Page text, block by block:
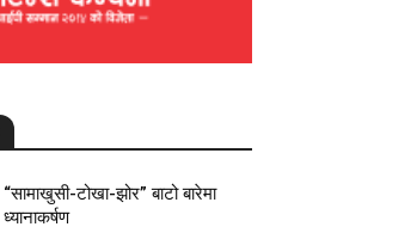
“सामाखुसी-टोखा-झोर” बाटो बारेमा
ध्यानाकर्षण